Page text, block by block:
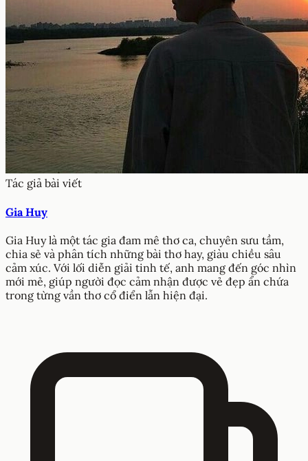
Tác giả bài viết
Gia Huy
Gia Huy là một tác gia đam mê thơ ca, chuyên sưu tầm,
chia sẻ và phân tích những bài thơ hay, giàu chiều sâu
cảm xúc. Với lối diễn giải tinh tế, anh mang đến góc nhìn
mới mẻ, giúp người đọc cảm nhận được vẻ đẹp ẩn chứa
trong từng vần thơ cổ điển lẫn hiện đại.